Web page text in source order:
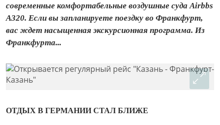
современные комфортабельные воздушные суда Airbbs
A320. Если вы запланируете поездку во Франкфурт,
вас ждет насыщенная экскурсионная программа. Из
Франкфурта...
ОТДЫХ В ГЕРМАНИИ СТАЛ БЛИЖЕ